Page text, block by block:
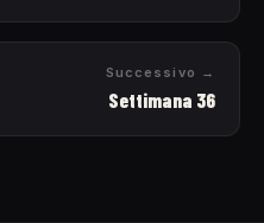
Successivo →
Settimana 36